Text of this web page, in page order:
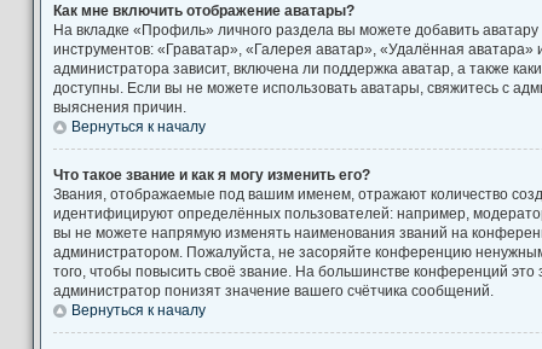
Как мне включить отображение аватары?
На вкладке «Профиль» личного раздела вы можете добавить
инструментов: «Граватар», «Галерея аватар», «Удалённая
администратора зависит, включена ли поддержка аватар, а также
доступны. Если вы не можете использовать аватары, свяжитесь с
выяснения причин.
Вернуться к началу
Что такое звание и как я могу изменить его?
Звания, отображаемые под вашим именем, отражают количество
идентифицируют определённых пользователей: например,
вы не можете напрямую изменять наименования званий на
администратором. Пожалуйста, не засоряйте конференцию
того, чтобы повысить своё звание. На большинстве конференций
администратор понизят значение вашего счётчика сообщений.
Вернуться к началу